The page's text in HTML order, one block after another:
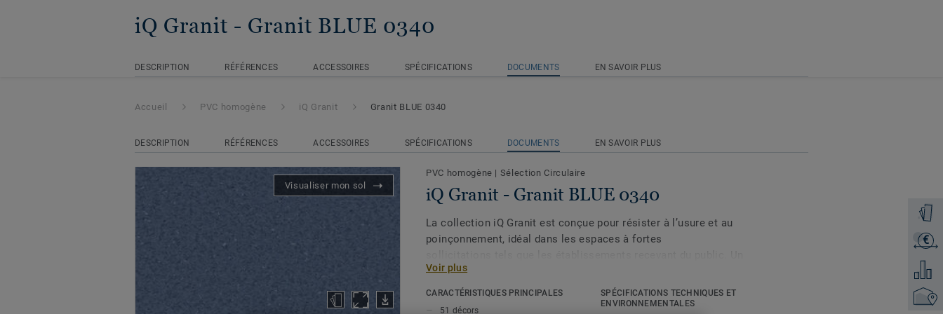
iQ Granit - Granit BLUE 0340
DESCRIPTION RÉFÉRENCES ACCESSOIRES SPÉCIFICATIONS DOCUMENTS EN SAVOIR PLUS
€
Accueil PVC homogène iQ Granit Granit BLUE 0340
DESCRIPTION RÉFÉRENCES ACCESSOIRES SPÉCIFICATIONS DOCUMENTS EN SAVOIR PLUS
Visualiser mon sol
PVC homogène | Sélection Circulaire
iQ Granit - Granit BLUE 0340
La collection iQ Granit est conçue pour résister à l’usure et au
poinçonnement, idéal dans les espaces à fortes
simple lustrage à sec suffit pour restaurer son aspect d’origine
en lui offrant une plus grande longévité.iQ Granit est sans
biocides, offre une excellente nettoyabilité et est classé ISO 4
Voir plus
CARACTÉRISTIQUES PRINCIPALES
51 décors
SPÉCIFICATIONS TECHNIQUES ET
ENVIRONNEMENTALES